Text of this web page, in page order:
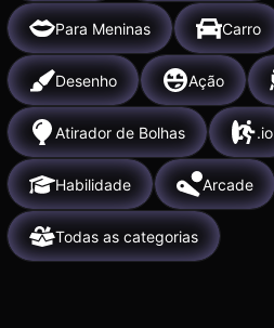
Para Meninas Carro
Desenho Ação
Atirador de Bolhas .io
Habilidade Arcade
Todas as categorias